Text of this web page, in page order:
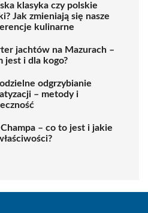
klasyka czy polskie
Jak zmieniają się nasze
kulinarne
jachtów na Mazurach –
jest i dla kogo?
odgrzybianie
– metody i
Champa – co to jest i jakie